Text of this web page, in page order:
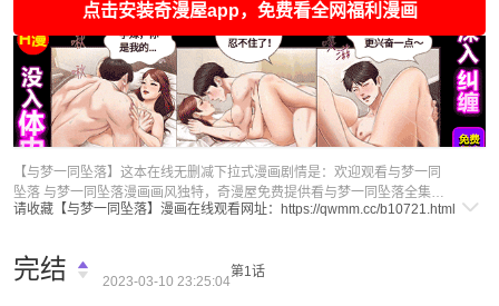
点击安装奇漫屋app，免费看全网福利漫画
【与梦一同坠落】这本在线无删减下拉式漫画剧情是：欢迎观看与梦一同
坠落 与梦一同坠落漫画画风独特，奇漫屋免费提供看与梦一同坠落全集漫
画下拉式在线阅读，与梦一同坠落作者是佚名创作的一本免费漫画，与梦
键词如下：与梦一同坠落漫画,与梦一同坠落全集,与梦一同坠落在线免费阅
读,与梦一同坠落下拉式免费观看
请收藏【与梦一同坠落】漫画在线观看网址： https://qwmm.cc/b10721.html
完结 2023-03-10 23:25:04
第1话